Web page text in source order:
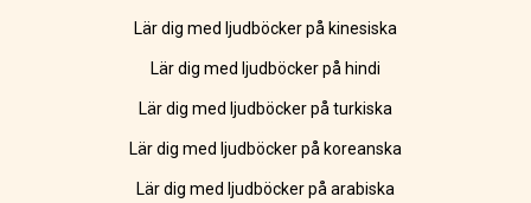
Lär dig med ljudböcker på kinesiska
Lär dig med ljudböcker på hindi
Lär dig med ljudböcker på turkiska
Lär dig med ljudböcker på koreanska
Lär dig med ljudböcker på arabiska